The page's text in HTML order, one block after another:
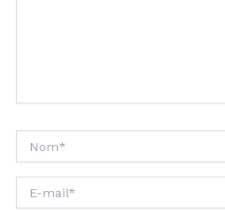
mail*